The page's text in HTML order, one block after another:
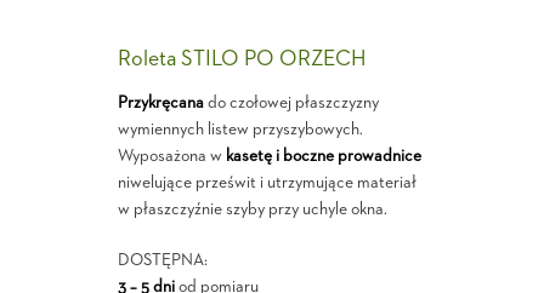
Roleta STILO PO ORZECH
Przykręcanado czołowej płaszczyzny
wymiennych listew przyszybowych.
Wyposażona w kasetę i boczne prowadnice
niwelujące prześwit i utrzymujące materiał
w płaszczyźnie szyby przy uchyle okna.
DOSTĘPNA:
3 – 5 dniod pomiaru